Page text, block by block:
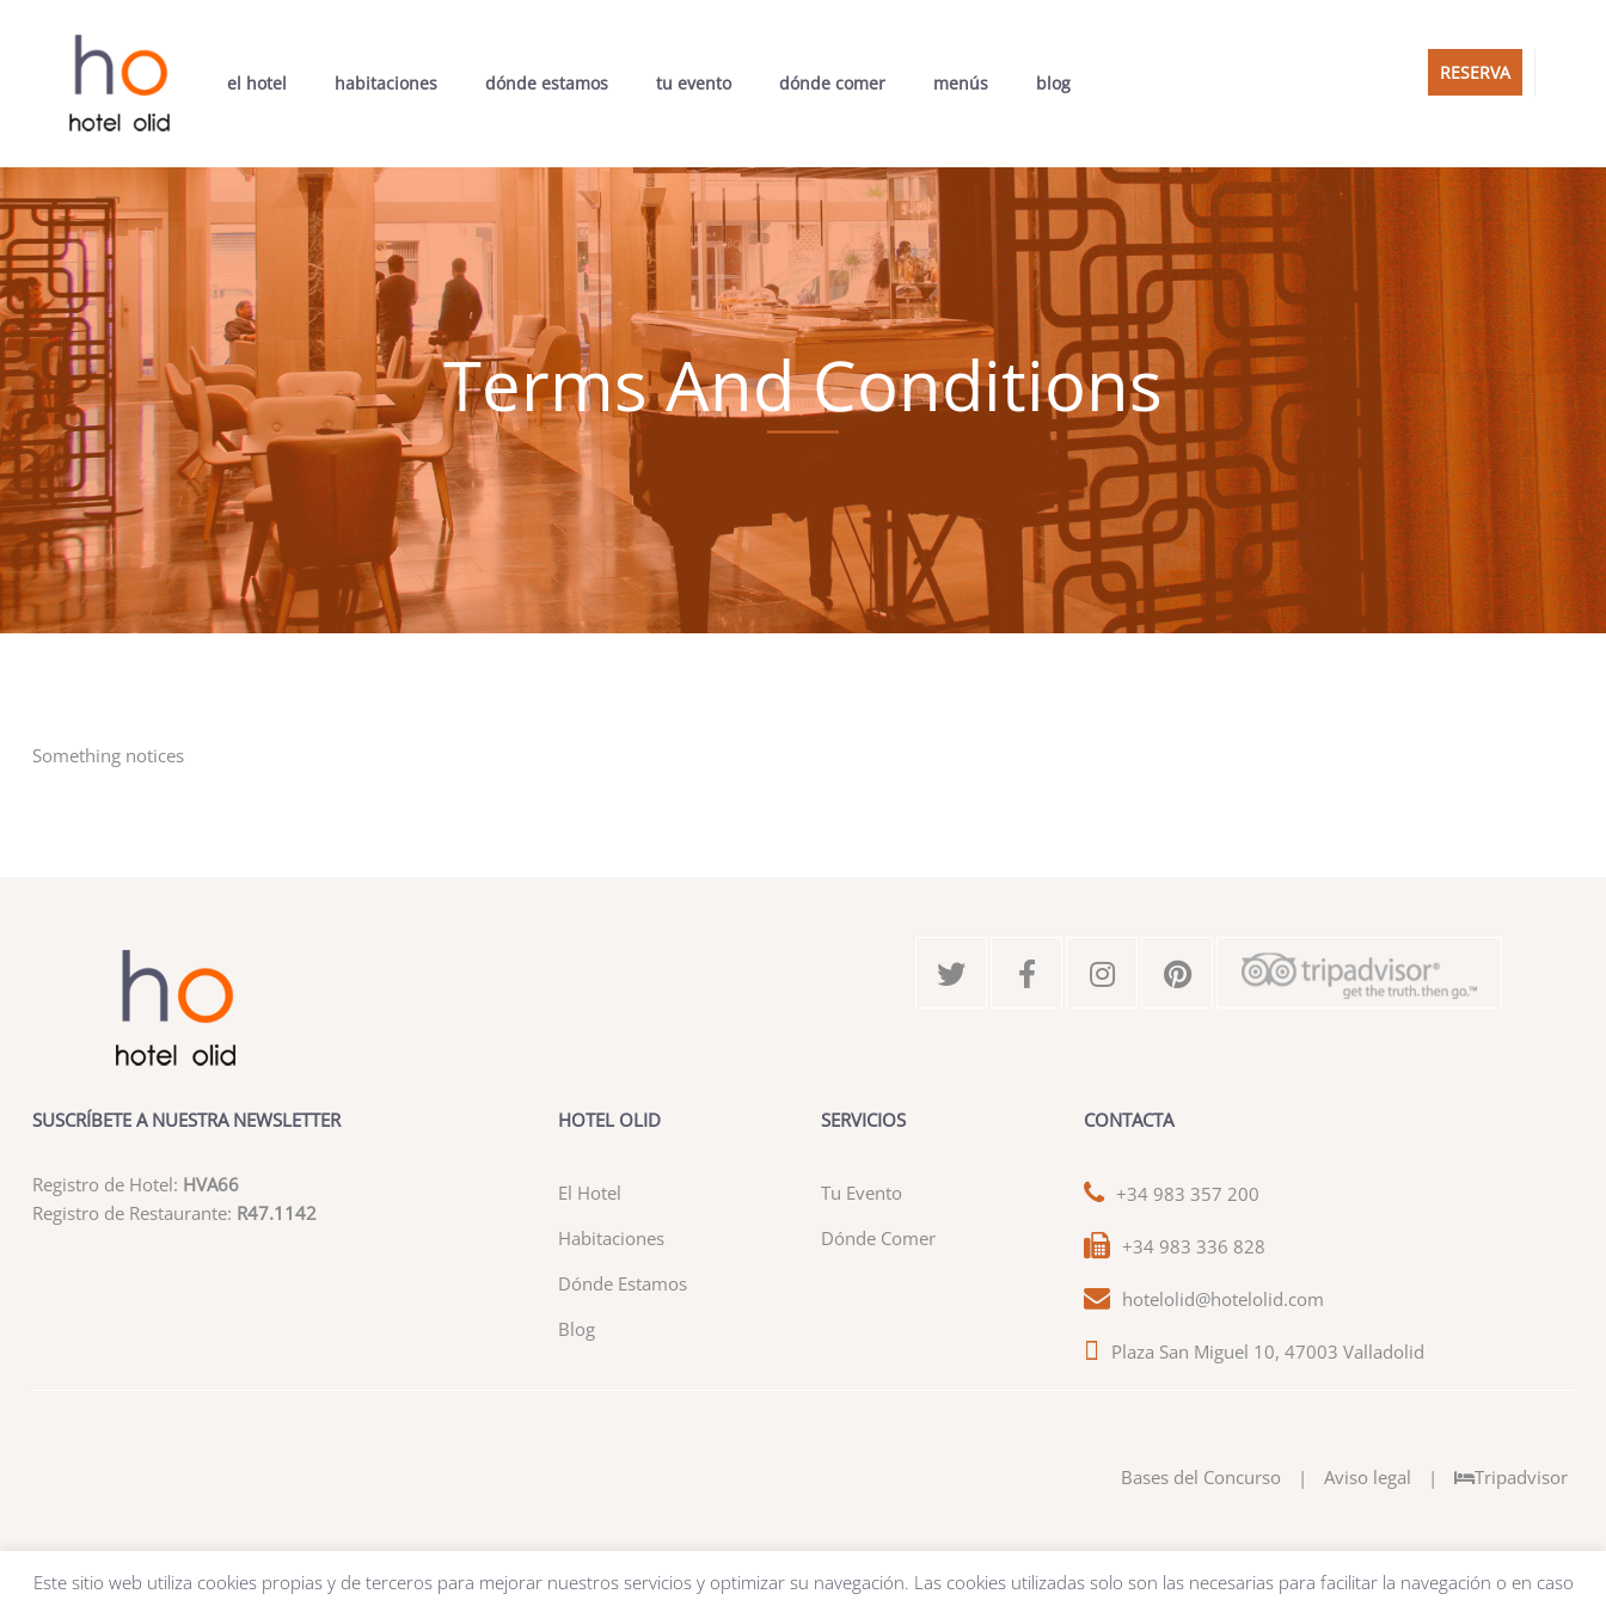
el hotel habitaciones dónde estamos tu evento dónde comer menús blog RESERVA
Terms And Conditions
Something notices
SUSCRÍBETE A NUESTRA NEWSLETTER
Registro de Hotel: HVA66
Registro de Restaurante: R47.1142
HOTEL OLID
El Hotel
Habitaciones
Dónde Estamos
Blog
SERVICIOS
Tu Evento
Dónde Comer
CONTACTA
+34 983 357 200
+34 983 336 828
hotelolid@hotelolid.com
Plaza San Miguel 10, 47003 Valladolid
Bases del Concurso | Aviso legal | Tripadvisor
Este sitio web utiliza cookies propias y de terceros para mejorar nuestros servicios y optimizar su navegación. Las cookies utilizadas solo son las necesarias para facilitar la navegación o en caso